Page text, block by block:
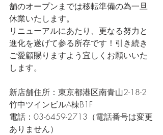
舗のオープンまでは移転準備の為一旦
休業いたします。
リニューアルにあたり、更なる努力と
進化を遂げて参る所存です！引き続き
ご愛顧賜りますよう宜しくお願いいた
します。
新店舗住所：東京都港区南青山2-18-2
竹中ツインビルA棟B1F
電話：03-6459-2713（電話番号は変更
ありません）